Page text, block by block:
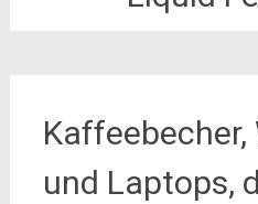
und Laptops,